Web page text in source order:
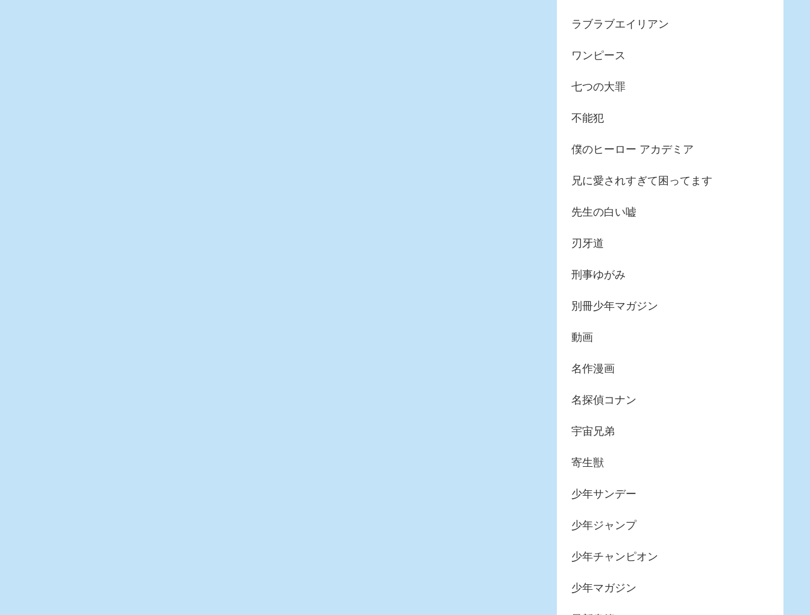
ラブラブエイリアン
ワンピース
七つの大罪
不能犯
僕のヒーロー アカデミア
兄に愛されすぎて困ってます
先生の白い嘘
刃牙道
刑事ゆがみ
別冊少年マガジン
動画
名作漫画
名探偵コナン
宇宙兄弟
寄生獣
少年サンデー
少年ジャンプ
少年チャンピオン
少年マガジン